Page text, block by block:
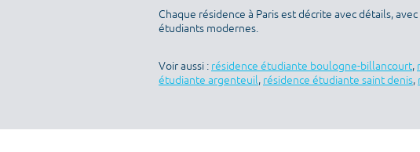
Chaque résidence à Paris est décrite avec détails,
étudiants modernes.
Voir aussi : résidence étudiante boulogne-billancourt,
étudiante argenteuil, résidence étudiante saint denis,